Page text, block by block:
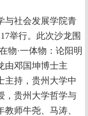
与社会发展学院青
举行。此次沙龙围
物·一体物：论阳明
由邓国坤博士主
主持，贵州大学中
，贵州大学哲学与
师牛尧、马涛、